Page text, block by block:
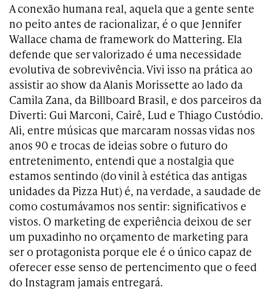
A conexão humana real, aquela que a gente sente
no peito antes de racionalizar, é o que Jennifer
Wallace chama de framework do Mattering. Ela
defende que ser valorizado é uma necessidade
evolutiva de sobrevivência. Vivi isso na prática ao
assistir ao show da Alanis Morissette ao lado da
Camila Zana, da Billboard Brasil, e dos parceiros da
Diverti: Gui Marconi, Cairê, Lud e Thiago Custódio.
Ali, entre músicas que marcaram nossas vidas nos
anos 90 e trocas de ideias sobre o futuro do
entretenimento, entendi que a nostalgia que
estamos sentindo (do vinil à estética das antigas
unidades da Pizza Hut) é, na verdade, a saudade de
como costumávamos nos sentir: significativos e
vistos. O marketing de experiência deixou de ser
um puxadinho no orçamento de marketing para
ser o protagonista porque ele é o único capaz de
oferecer esse senso de pertencimento que o feed
do Instagram jamais entregará.